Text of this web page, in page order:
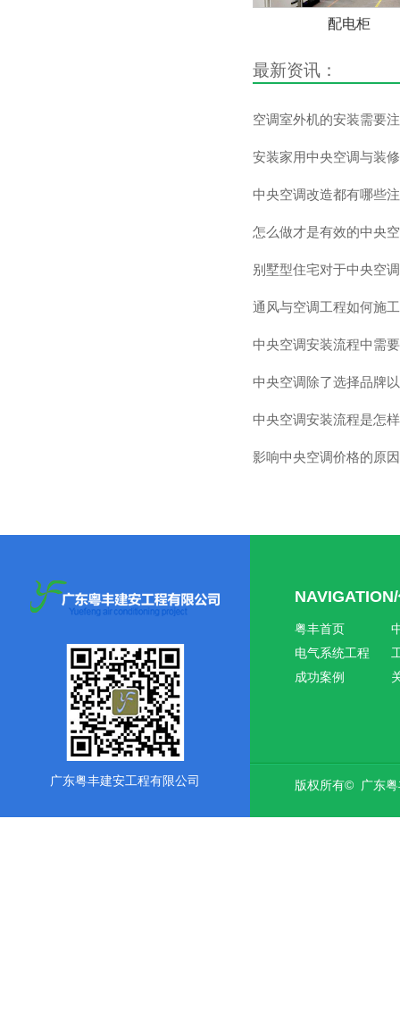
配电柜
最新资讯：
空调室外机的安装需要
安装家用中央空调与装
中央空调改造都有哪些
怎么做才是有效的中央
别墅型住宅对于中央空
通风与空调工程如何施
中央空调安装流程中需
中央空调除了选择品牌
中央空调安装流程是怎
影响中央空调价格的原
广东粤丰建安工程有限公司
粤丰首页
电气系统工程
成功案例
版权所有© 广东